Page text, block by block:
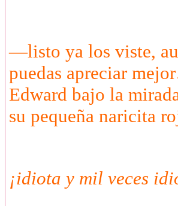
—listo ya los viste,
puedas apreciar
Edward bajo la
su pequeña naricita
¡idiota y mil veces